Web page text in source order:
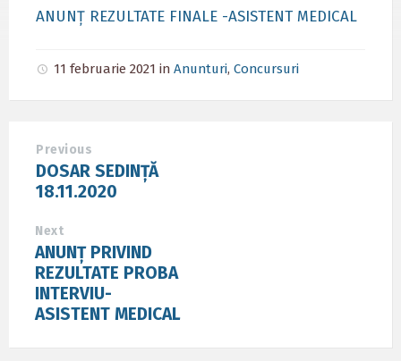
ANUNȚ REZULTATE FINALE -ASISTENT MEDICAL
11 februarie 2021 in Anunturi, Concursuri
Previous
DOSAR SEDINȚĂ
18.11.2020
Next
ANUNȚ PRIVIND
REZULTATE PROBA
INTERVIU-
ASISTENT MEDICAL